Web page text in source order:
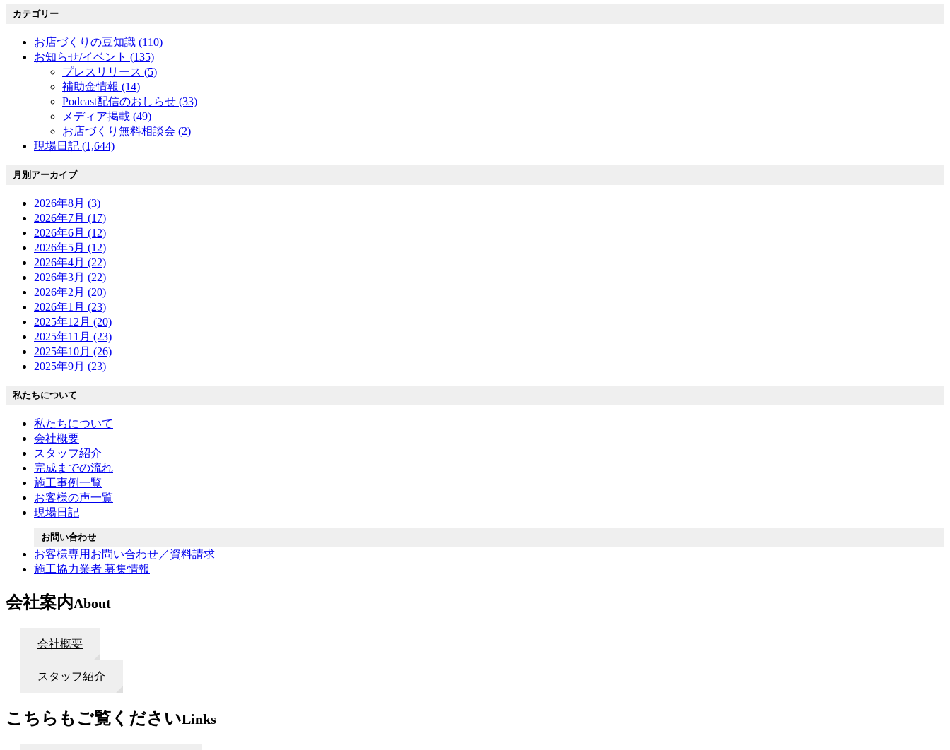
カテゴリー
お店づくりの豆知識 (110)
お知らせ/イベント (135)
プレスリリース (5)
補助金情報 (14)
Podcast配信のおしらせ (33)
メディア掲載 (49)
お店づくり無料相談会 (2)
現場日記 (1,644)
月別アーカイブ
2026年8月 (3)
2026年7月 (17)
2026年6月 (12)
2026年5月 (12)
2026年4月 (22)
2026年3月 (22)
2026年2月 (20)
2026年1月 (23)
2025年12月 (20)
2025年11月 (23)
2025年10月 (26)
2025年9月 (23)
私たちについて
私たちについて
会社概要
スタッフ紹介
完成までの流れ
施工事例一覧
お客様の声一覧
現場日記
お問い合わせ
お客様専用お問い合わせ／資料請求
施工協力業者 募集情報
会社案内About
会社概要
スタッフ紹介
こちらもご覧くださいLinks